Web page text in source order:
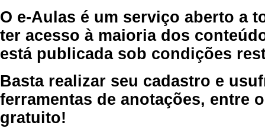
O e-Aulas é um serviço aberto a
ter acesso à maioria dos
está publicada sob condições
Basta realizar seu cadastro e
ferramentas de anotações, entre
gratuito!